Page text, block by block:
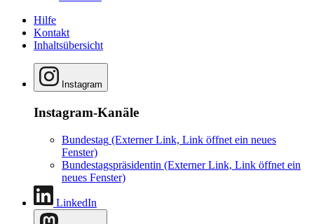
Hilfe
Kontakt
Inhaltsübersicht
Instagram
Instagram-Kanäle
Bundestag (Externer Link, Link öffnet ein neues
Fenster)
Bundestagspräsidentin (Externer Link, Link öffnet ein
neues Fenster)
LinkedIn